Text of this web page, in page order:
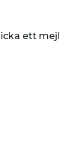
ett mejl